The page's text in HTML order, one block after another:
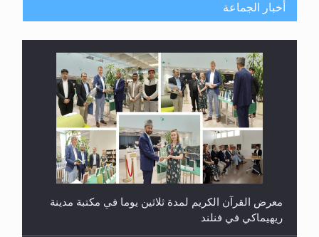
أخبار الجماعة
معرض القرآن الكريم لمدة ثلاثين يوما في مكتبة مدينة
ريهيماكي في فنلند